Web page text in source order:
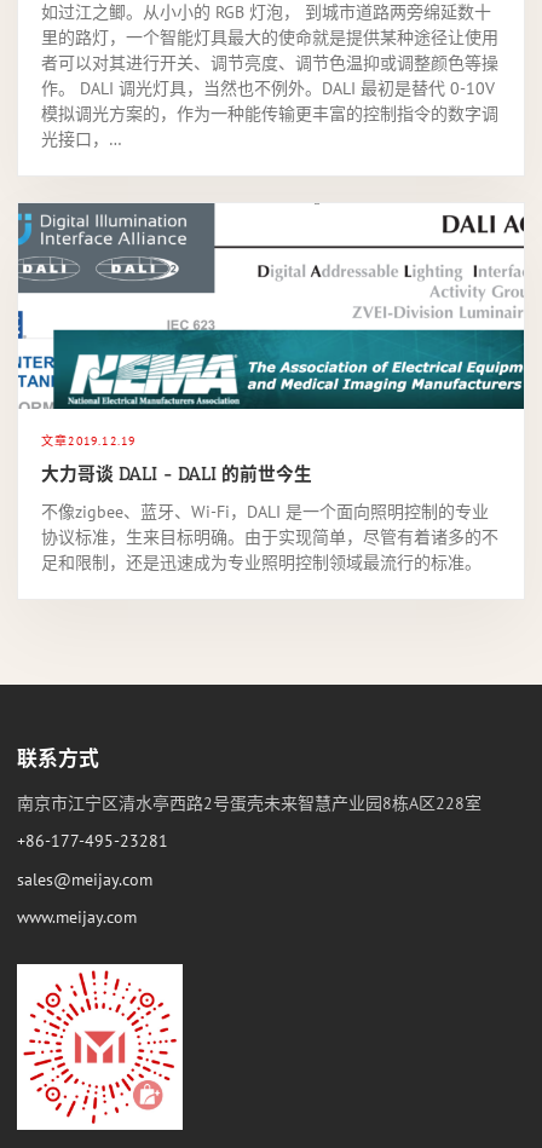
如过江之鲫。从小小的 RGB 灯泡， 到城市道路两旁绵延数十
里的路灯，一个智能灯具最大的使命就是提供某种途径让使用
者可以对其进行开关、调节亮度、调节色温抑或调整颜色等操
作。 DALI 调光灯具，当然也不例外。DALI 最初是替代 0-10V
模拟调光方案的，作为一种能传输更丰富的控制指令的数字调
光接口，…
文章2019.12.19
大力哥谈 DALI - DALI 的前世今生
不像zigbee、蓝牙、Wi-Fi，DALI 是一个面向照明控制的专业
协议标准，生来目标明确。由于实现简单，尽管有着诸多的不
足和限制，还是迅速成为专业照明控制领域最流行的标准。
联系方式
南京市江宁区清水亭西路2号蛋壳未来智慧产业园8栋A区228室
+86-177-495-23281
sales@meijay.com
www.meijay.com